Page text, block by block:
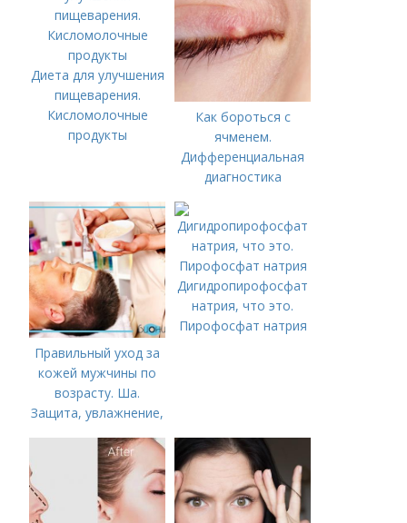
Диета для улучшения
пищеварения.
Кисломолочные
продукты
Как бороться с
ячменем.
Дифференциальная
диагностика
Правильный уход за
кожей мужчины по
возрасту. Ша.
Защита, увлажнение,
Дигидропирофосфат
натрия, что это.
Пирофосфат натрия